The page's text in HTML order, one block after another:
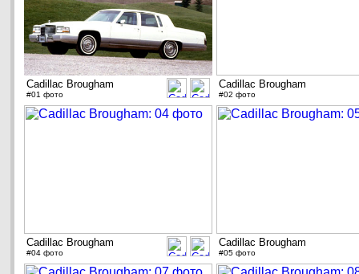
Cadillac Brougham
#01 фото
Cadillac Brougham
#02 фото
Cadillac Brougham
#04 фото
Cadillac Brougham
#05 фото